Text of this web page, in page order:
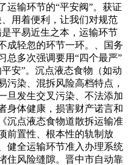
运输环节的“平安阀”。获证
用着便利，让我们对规范
平易近生之本，运输环节
成轻忽的环节一环。、国务
总多次强调要用“四个最严”
安”。沉点液态食物（如动
污染、混拆风险高档特点，
旦发生交叉污染、不法添加
身体健康，损害财产诺言和
沉点液态食物道散拆运输准
前置性、根本性的轨制放
健全运输环节准入办理系统
住风险缝隙。晋中市自动靠